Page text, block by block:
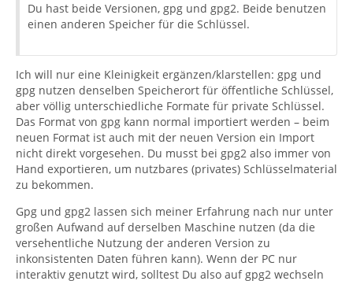
Du hast beide Versionen, gpg und gpg2. Beide benutzen
einen anderen Speicher für die Schlüssel.
Ich will nur eine Kleinigkeit ergänzen/klarstellen: gpg und
gpg nutzen denselben Speicherort für öffentliche Schlüssel,
aber völlig unterschiedliche Formate für private Schlüssel.
Das Format von gpg kann normal importiert werden – beim
neuen Format ist auch mit der neuen Version ein Import
nicht direkt vorgesehen. Du musst bei gpg2 also immer von
Hand exportieren, um nutzbares (privates) Schlüsselmaterial
zu bekommen.
Gpg und gpg2 lassen sich meiner Erfahrung nach nur unter
großen Aufwand auf derselben Maschine nutzen (da die
versehentliche Nutzung der anderen Version zu
inkonsistenten Daten führen kann). Wenn der PC nur
interaktiv genutzt wird, solltest Du also auf gpg2 wechseln